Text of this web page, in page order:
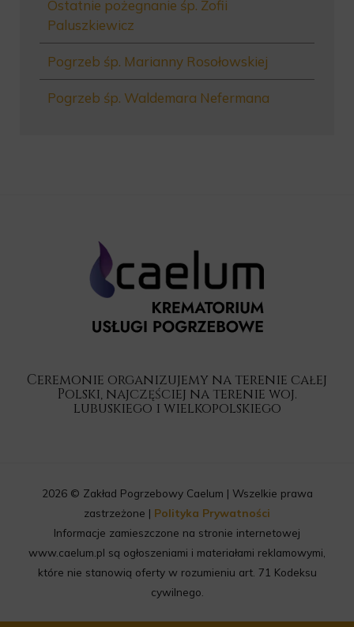
Ostatnie pożegnanie śp. Zofii
Paluszkiewicz
Pogrzeb śp. Marianny Rosołowskiej
Pogrzeb śp. Waldemara Nefermana
Ceremonie organizujemy na terenie całej
Polski, najczęściej na terenie woj.
lubuskiego i wielkopolskiego
2026 © Zakład Pogrzebowy Caelum | Wszelkie prawa
zastrzeżone | Polityka Prywatności
Informacje zamieszczone na stronie internetowej
www.caelum.pl są ogłoszeniami i materiałami reklamowymi,
które nie stanowią oferty w rozumieniu art. 71 Kodeksu
cywilnego.